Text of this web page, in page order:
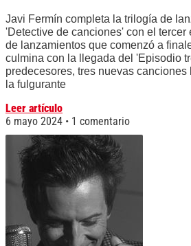
Javi Fermín completa la trilogía de
'Detective de canciones' con el tercer
de lanzamientos que comenzó a
culmina con la llegada del 'Episodio
predecesores, tres nuevas
la fulgurante
Leer artículo
6 mayo 2024
1 comentario